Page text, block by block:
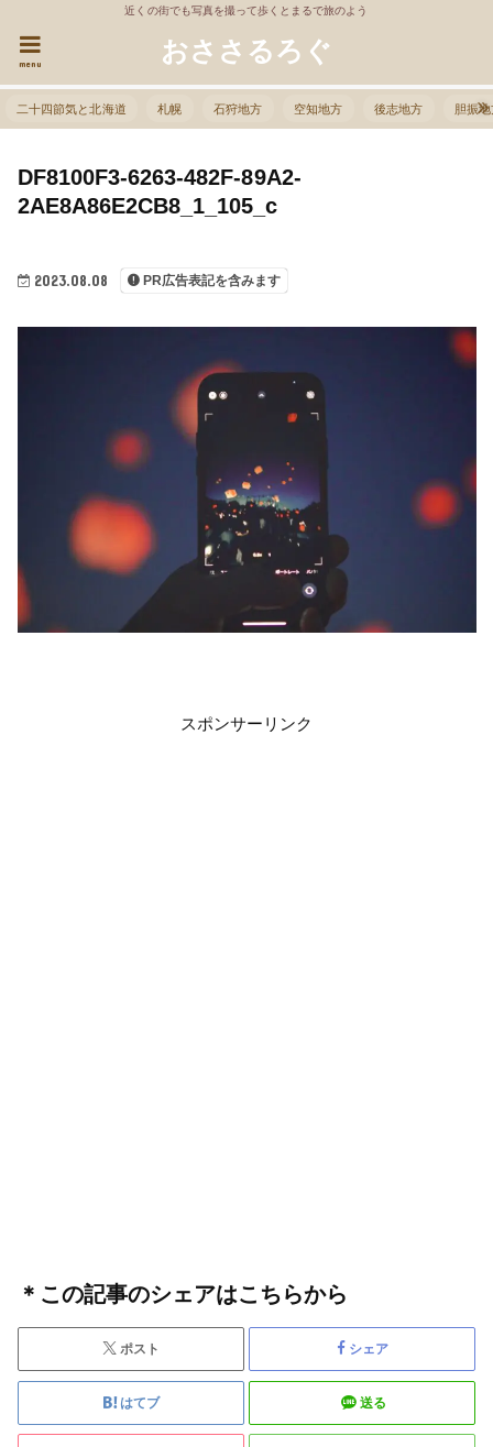
近くの街でも写真を撮って歩くとまるで旅のよう
おささるろぐ
menu
二十四節気と北海道 札幌 石狩地方 空知地方 後志地方 胆振
2023.08.08 PR広告表記を含みます
DF8100F3-6263-482F-89A2-
2AE8A86E2CB8_1_105_c
スポンサーリンク
＊この記事のシェアはこちらから
ポスト シェア
はてブ 送る